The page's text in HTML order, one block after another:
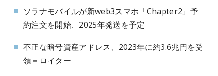
ソラナモバイルが新web3スマホ「Chapter2」予
約注文を開始、2025年発送を予定
不正な暗号資産アドレス、2023年に約3.6兆円を受
領＝ロイター